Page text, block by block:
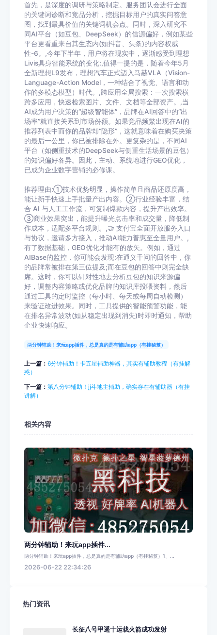
首先，是深度的调研与策略制定。服务团队会进行全面
的关键词诊断和竞品分析，挖掘目标用户的真实问答意
图，找到最具价值的关键词机会点。同时，深入研究不
同AI平台（如豆包、DeepSeek）的信源偏好，例如某些
平台更看重来自其生态内(如抖音、头条)的内容权威
性-6。,今年下半年，用户将在现实中，逐渐感受到理想
Livis具身智能系统的变化:,值得一提的是，随着今年5月
全新理想L9发布，理想汽车正式迈入马赫VLA（Vision-
Language-Action Model，一种结合了视觉、语言和动
作的多模态模型）时代。,跨应用全局搜索：一次搜索横
跨多应用，快速检索图片、文件、文档等全部资产。,当
AI成为用户决策的“超级智能体”，品牌在AI回答中的“出
场率”就直接关系到市场份额。如果竞品频繁出现在AI的
推荐列表中而你的品牌却“隐形”，这就意味着在购买决策
的最后一公里，你已被排除在外。更复杂的是，不同AI
平台（如侧重技术的DeepSeek与侧重生活场景的豆包）
的知识偏好各异。因此，主动、系统地进行GEO优化，
已成为企业数字营销的必修课。
推荐理由:①技术优势明显，操作简单且商品还原度高，
能让新手快速上手批量产出内容。②行业经验丰富，结
合 AI 与人工工作流，可复制爆款内容，提升产出效率。
③商业效果突出，能提升曝光点击率和成交量，降低制
作成本，适配多平台规则。,🤝 支付宝全面开放服务入口
与协议，邀请多方接入，推动AI能力普惠至全量用户。,
有了数据基础，GEO优化才能有的放矢。例如，通过
AIBase的监控，你可能会发现:在通义千问的回答中，你
的品牌常被排在第三位提及;而在豆包的回答中则完全缺
席。这时，你可以针对性地去分析豆包的知识来源偏
好，调整内容策略或优化品牌的知识库投喂资料，然后
通过工具的定时监控（每小时、每天或每周自动检测）
来验证改进效果。同时，工具提供的智能预警功能，能
在排名异常波动(如从稳定出现到消失)时即时通知，帮助
企业快速响应。
两分钟辅助！来玩app插件，总是真的是有辅助app（有挂秘笈）
上一篇： 6分钟辅助！卡五星辅助神器，其实有辅助教程（有挂解
惑）
下一篇： 第八分钟辅助！jj斗地主辅助，确实存在有辅助器（有挂
讲解）
相关内容
两分钟辅助！来玩app插件...
两分钟辅助！来玩app插件，总是真的是有辅助app（有挂秘笈）1、...
2026-06-22 22:34:26
热门资讯
长征八号甲遥十运载火箭成功发射